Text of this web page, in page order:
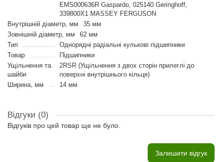
EMS000636R Gaspardo, 025140 Geringhoff,
339800X1 MASSEY FERGUSON
Внутрішній діаметр, мм
35 мм
Зовнішній діаметр, мм
62 мм
Тип
Однорядні радіальні кулькові підшипники
Товар
Підшипники
Ущільнення та
шайби
2RSR (Ущільнення з двох сторін прилеглі до
поверхні внутрішнього кільця)
Ширина, мм
14 мм
Відгуки (0)
Відгуків про цей товар ще не було.
Залишити відгук